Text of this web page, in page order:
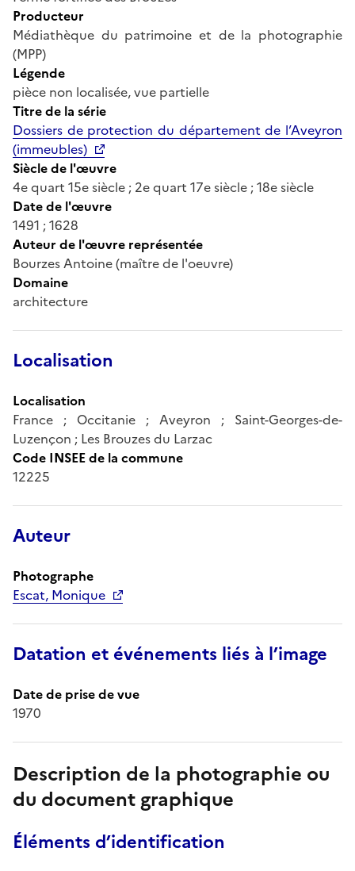
Producteur
Médiathèque du patrimoine et de la photographie
(MPP)
Légende
pièce non localisée, vue partielle
Titre de la série
Dossiers de protection du département de l’Aveyron
(immeubles)
Siècle de l'œuvre
4e quart 15e siècle ; 2e quart 17e siècle ; 18e siècle
Date de l'œuvre
1491 ; 1628
Auteur de l'œuvre représentée
Bourzes Antoine (maître de l'oeuvre)
Domaine
architecture
Localisation
Localisation
France ; Occitanie ; Aveyron ; Saint-Georges-de-
Luzençon ; Les Brouzes du Larzac
Code INSEE de la commune
12225
Auteur
Photographe
Escat, Monique
Datation et événements liés à l’image
Date de prise de vue
1970
Description de la photographie ou
du document graphique
Éléments d’identification